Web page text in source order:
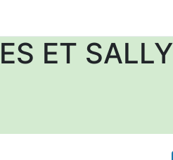
ET SALLY